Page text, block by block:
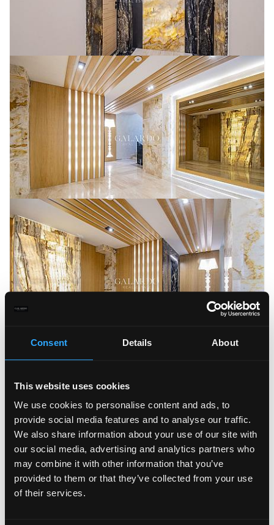
Consent Details About
This website uses cookies
We use cookies to personalise content and ads, to
provide social media features and to analyse our traffic.
We also share information about your use of our site with
our social media, advertising and analytics partners who
may combine it with other information that you’ve
provided to them or that they’ve collected from your use
of their services.